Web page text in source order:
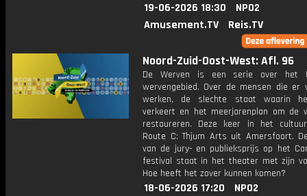
19-06-2026 18:30
NPO2
Amusement.TV
Reis.TV
Noord-Zuid-Oost-West: Afl. 96
De Werven is een serie over het
wervengebied. Over de mensen die er
werken, de slechte staat waarin
verkeert en het meerjarenplan om de
restaureren. Deze keer in het
Route C: Thjum Arts uit Amersfoort.
van de jury- en publieksprijs op het
festival staat in het theater met zijn
Hoe heeft het zover kunnen komen?
18-06-2026 17:20
NPO2